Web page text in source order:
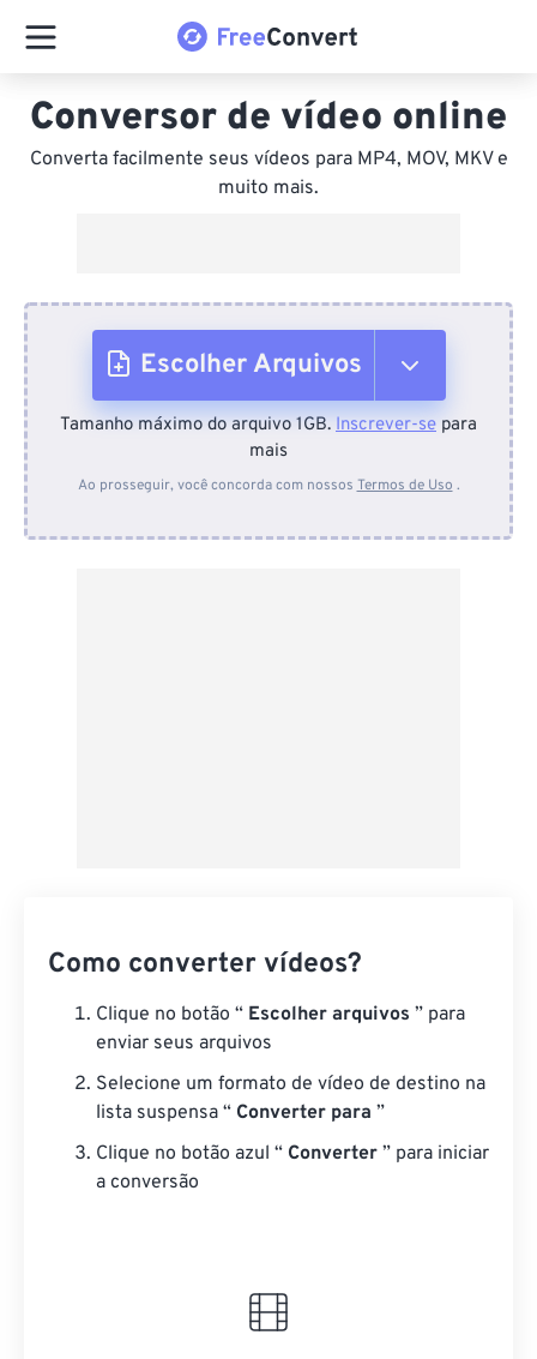
Conversor de vídeo online
Converta facilmente seus vídeos para MP4, MOV, MKV e
muito mais.
Escolher Arquivos
Do dispositivo
Tamanho máximo do arquivo 1GB. Inscrever-se para
mais
Ao prosseguir, você concorda com nossos Termos de Uso .
Como converter vídeos?
Clique no botão “ Escolher arquivos ” para
enviar seus arquivos
Selecione um formato de vídeo de destino na
lista suspensa “ Converter para ”
Clique no botão azul “ Converter ” para iniciar
a conversão